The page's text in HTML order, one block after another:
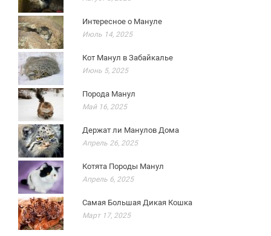
Интересное о Мануле
Июль 14, 2025
Кот Манул в Забайкалье
Июнь 5, 2025
Порода Манул
Май 16, 2025
Держат ли Манулов Дома
Апрель 26, 2025
Котята Породы Манул
Апрель 6, 2025
Самая Большая Дикая Кошка
Март 17, 2025